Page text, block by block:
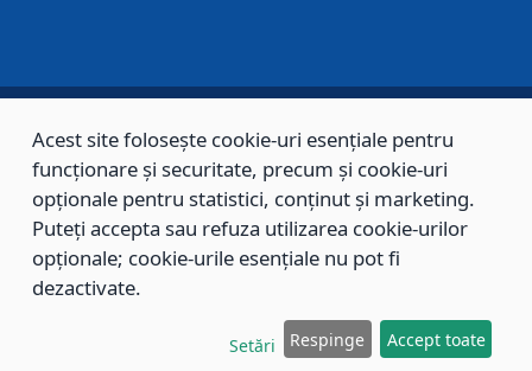
Copyright © 2002 - 2026 - PRIMĂRIA MUNICIPIULUI BRAȘOV, toate drepturile
rezervate.
Sitemap Contact
Acest site folosește cookie-uri esențiale pentru
funcționare și securitate, precum și cookie-uri
opționale pentru statistici, conținut și marketing.
Puteți accepta sau refuza utilizarea cookie-urilor
opționale; cookie-urile esențiale nu pot fi
dezactivate.
Setări Respinge Accept toate